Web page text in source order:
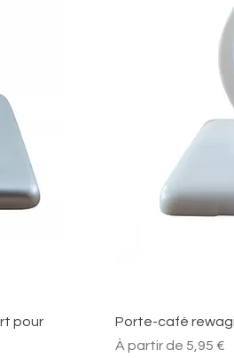
pour
Porte-café
À partir de 5,95 €
Prix promotionnel